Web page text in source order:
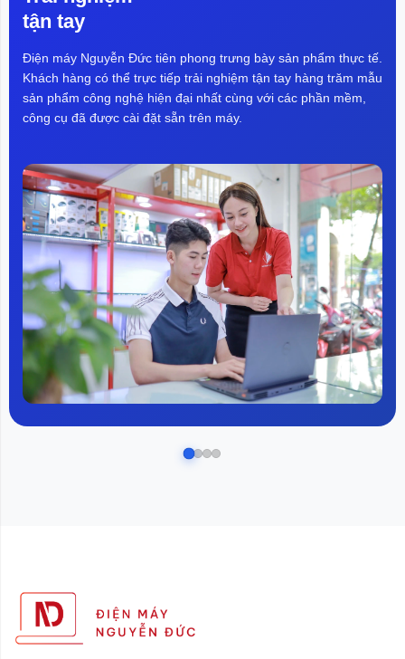
tận tay
Điện máy Nguyễn Đức tiên phong trưng bày sản phẩm thực tế.
Khách hàng có thể trực tiếp trải nghiệm tận tay hàng trăm mẫu
sản phẩm công nghệ hiện đại nhất cùng với các phần mềm,
công cụ đã được cài đặt sẵn trên máy.